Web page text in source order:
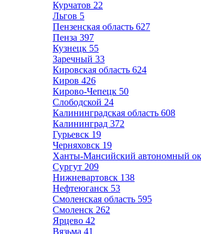
Курчатов 22
Льгов 5
Пензенская область 627
Пенза 397
Кузнецк 55
Заречный 33
Кировская область 624
Киров 426
Кирово-Чепецк 50
Слободской 24
Калининградская область 608
Калининград 372
Гурьевск 19
Черняховск 19
Ханты-Мансийский автономный
Сургут 209
Нижневартовск 138
Нефтеюганск 53
Смоленская область 595
Смоленск 262
Ярцево 42
Вязьма 41